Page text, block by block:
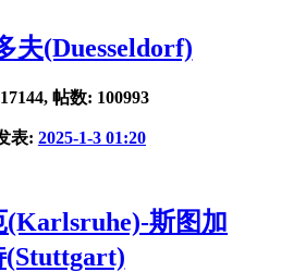
夫(Duesseldorf)
帖数: 100993
表: 2025-1-3 01:20
(Karlsruhe)-斯图加
(Stuttgart)